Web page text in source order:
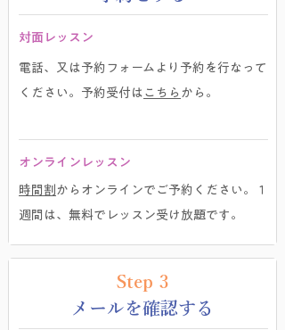
対面レッスン
電話、又は予約フォームより予約 を行なって
ください。予約受付は こちら から。
​オンラインレッスン
時間割 から オンラインでご予約ください。
１
週間は、無料でレッスン受け放題です。
Step 3
メールを確認する